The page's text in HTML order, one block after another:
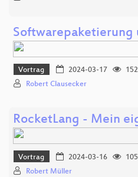
Softwarepaketierung
Vortrag 2024-03-17
152
Robert Clausecker
RocketLang - Mein
Vortrag 2024-03-16
105
Robert Müller